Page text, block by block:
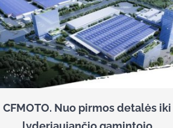
CFMOTO. Nuo pirmos detalės iki